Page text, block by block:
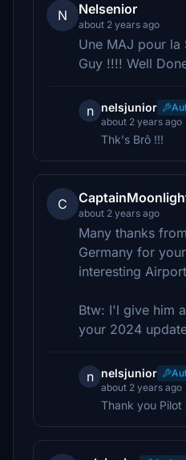
N Nelsenior
about 2 years ago
Une MAJ pour la
Guy !!!! Well
n nelsjunior
about 2 years ago
Thk's Brô !!!
C
about 2 years ago
Many thanks
Germany for
interesting
Btw: I'l give him
your 2024
n nelsjunior
about 2 years ago
Thank you Pilot